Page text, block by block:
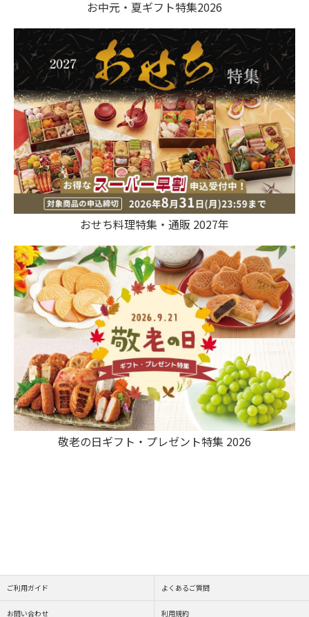
お中元・夏ギフト特集2026
おせち料理特集・通販 2027年
敬老の日ギフト・プレゼント特集 2026
ご利用ガイド よくあるご質問
お問い合わせ 利用規約